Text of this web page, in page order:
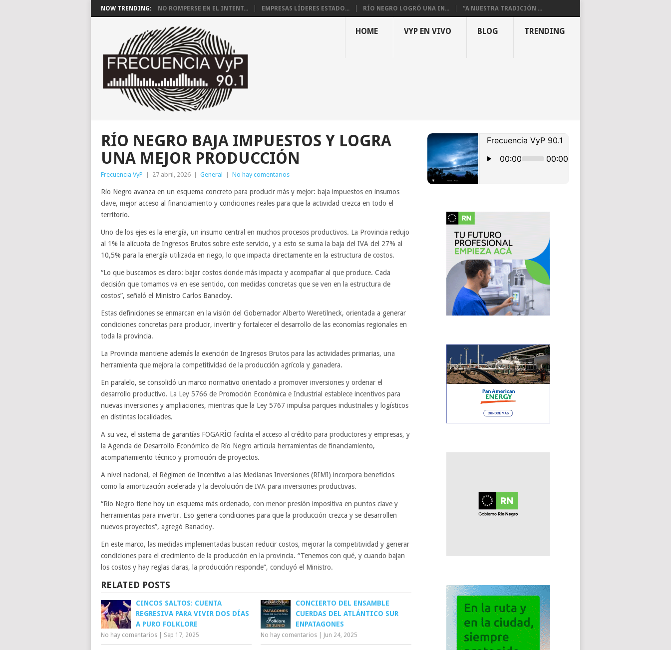
NOW TRENDING: NO ROMPERSE EN EL INTENT... EMPRESAS LÍDERES ESTADO... RÍO NEGRO LOGRÓ UNA IN... “A NUESTRA TRADICIÓN ...
HOME VYP EN VIVO BLOG TRENDING
RÍO NEGRO BAJA IMPUESTOS Y LOGRA
UNA MEJOR PRODUCCIÓN
Frecuencia VyP 27 abril, 2026 General No hay comentarios
Río Negro avanza en un esquema concreto para producir más y mejor: baja impuestos en insumos
clave, mejor acceso al financiamiento y condiciones reales para que la actividad crezca en todo el
territorio.
Uno de los ejes es la energía, un insumo central en muchos procesos productivos. La Provincia redujo
al 1% la alícuota de Ingresos Brutos sobre este servicio, y a esto se suma la baja del IVA del 27% al
10,5% para la energía utilizada en riego, lo que impacta directamente en la estructura de costos.
“Lo que buscamos es claro: bajar costos donde más impacta y acompañar al que produce. Cada
decisión que tomamos va en ese sentido, con medidas concretas que se ven en la estructura de
costos”, señaló el Ministro Carlos Banacloy.
Estas definiciones se enmarcan en la visión del Gobernador Alberto Weretilneck, orientada a generar
condiciones concretas para producir, invertir y fortalecer el desarrollo de las economías regionales en
toda la provincia.
La Provincia mantiene además la exención de Ingresos Brutos para las actividades primarias, una
herramienta que mejora la competitividad de la producción agrícola y ganadera.
En paralelo, se consolidó un marco normativo orientado a promover inversiones y ordenar el
desarrollo productivo. La Ley 5766 de Promoción Económica e Industrial establece incentivos para
nuevas inversiones y ampliaciones, mientras que la Ley 5767 impulsa parques industriales y logísticos
en distintas localidades.
A su vez, el sistema de garantías FOGARÍO facilita el acceso al crédito para productores y empresas, y
la Agencia de Desarrollo Económico de Río Negro articula herramientas de financiamiento,
acompañamiento técnico y promoción de proyectos.
A nivel nacional, el Régimen de Incentivo a las Medianas Inversiones (RIMI) incorpora beneficios
como la amortización acelerada y la devolución de IVA para inversiones productivas.
“Río Negro tiene hoy un esquema más ordenado, con menor presión impositiva en puntos clave y
herramientas para invertir. Eso genera condiciones para que la producción crezca y se desarrollen
nuevos proyectos”, agregó Banacloy.
En este marco, las medidas implementadas buscan reducir costos, mejorar la competitividad y generar
condiciones para el crecimiento de la producción en la provincia. “Tenemos con qué, y cuando bajan
los costos y hay reglas claras, la producción responde”, concluyó el Ministro.
RELATED POSTS
CINCOS SALTOS: CUENTA
REGRESIVA PARA VIVIR DOS DÍAS
A PURO FOLKLORE
No hay comentarios Sep 17, 2025
CONCIERTO DEL ENSAMBLE
CUERDAS DEL ATLÁNTICO SUR
ENPATAGONES
No hay comentarios Jun 24, 2025